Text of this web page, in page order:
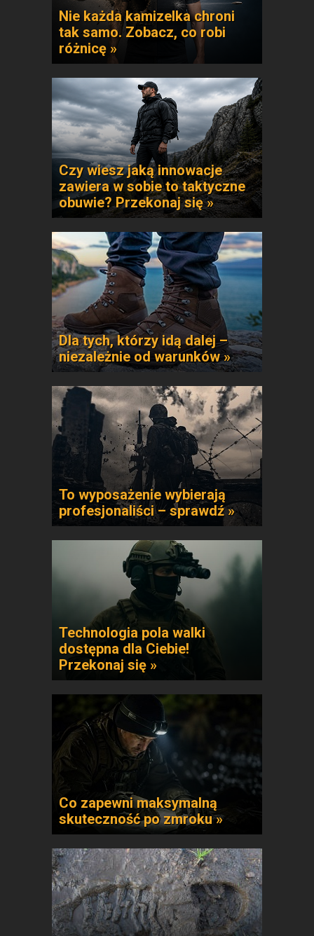
Nie każda kamizelka chroni
tak samo. Zobacz, co robi
różnicę »
Czy wiesz jaką innowacje
zawiera w sobie to taktyczne
obuwie? Przekonaj się »
Dla tych, którzy idą dalej –
niezależnie od warunków »
To wyposażenie wybierają
profesjonaliści – sprawdź »
Technologia pola walki
dostępna dla Ciebie!
Przekonaj się »
Co zapewni maksymalną
skuteczność po zmroku »